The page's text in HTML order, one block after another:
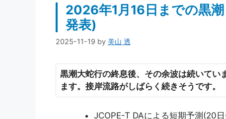
2026年1月16日までの黒
発表)
2025-11-19 by 美山 透
黒潮大蛇行の終息後、その余波は続いて
ます。接岸流路がしばらく続きそうです。
JCOPE-T DAによる短期予測(20